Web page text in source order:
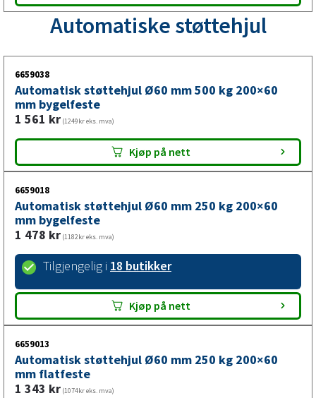
Automatiske støttehjul
6659038
Automatisk støttehjul Ø60 mm 500 kg 200×60
mm bygelfeste
1 561 kr (1249kr eks. mva)
Kjøp på nett
6659018
Automatisk støttehjul Ø60 mm 250 kg 200×60
mm bygelfeste
1 478 kr (1182kr eks. mva)
Tilgjengelig i 18 butikker
Kjøp på nett
6659013
Automatisk støttehjul Ø60 mm 250 kg 200×60
mm flatfeste
1 343 kr (1074kr eks. mva)